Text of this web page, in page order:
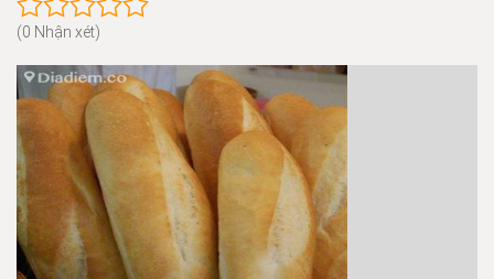
(0 Nhận xét)